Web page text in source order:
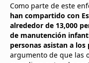
Como parte de este
han compartido con
alrededor de 13,000
de manutención
personas asistan a
argumento de que las